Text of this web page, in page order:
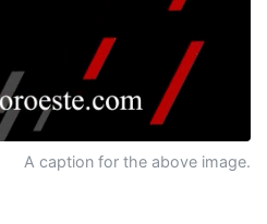
A caption for the above image.